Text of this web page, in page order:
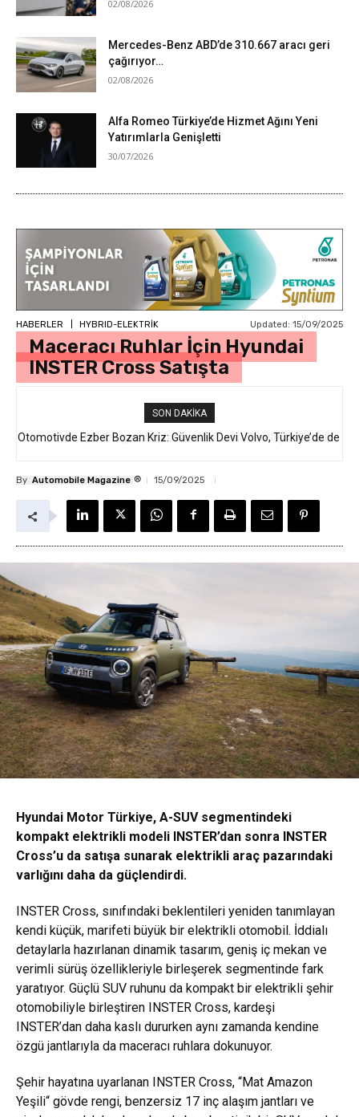
02/08/2026
Mercedes-Benz ABD’de 310.667 aracı geri
çağırıyor…
02/08/2026
Alfa Romeo Türkiye’de Hizmet Ağını Yeni
Yatırımlarla Genişletti
30/07/2026